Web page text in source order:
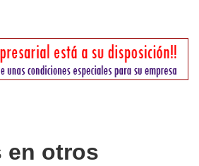
en otros